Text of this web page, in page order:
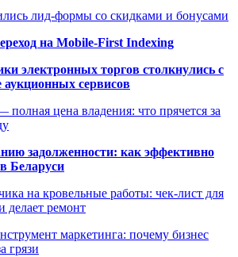
лид-формы со скидками и бонусами
на Mobile-First Indexing
электронных торгов столкнулись с
аукционных сервисов
полная цена владения: что прячется за
задолженности: как эффективно
Беларуси
на кровельные работы: чек-лист для
делает ремонт
маркетинга: почему бизнес
грязи